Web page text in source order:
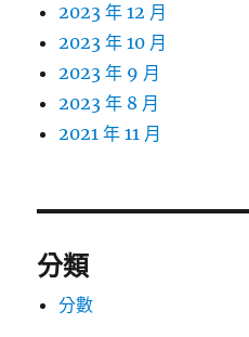
2023 年 12 月
2023 年 10 月
2023 年 9 月
2023 年 8 月
2021 年 11 月
分類
分數